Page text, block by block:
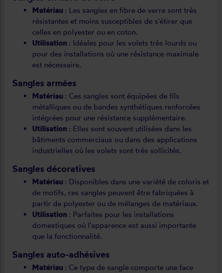
Matériau : Les sangles en fibre de verre sont très
résistantes et moins susceptibles de s'étirer que
celles en polyester ou en coton.
Utilisation : Idéales pour les volets très lourds ou
pour des installations où une résistance maximale
est nécessaire.
Sangles armées
Matériau : Ces sangles sont équipées de fils
métalliques ou de bandes synthétiques renforcées
intégrées pour une résistance supplémentaire.
Utilisation : Elles sont souvent utilisées dans les
bâtiments commerciaux ou dans des applications
industrielles où les volets sont très sollicités.
Sangles décoratives
Matériau : Disponibles dans une variété de coloris et
de motifs, ces sangles peuvent être fabriquées à
partir de polyester ou de mélanges de matériaux.
Utilisation : Parfaites pour les installations
domestiques où l'apparence est aussi importante
que la fonctionnalité.
Sangles auto-adhésives
Matériau : Ce type de sangle comporte une face